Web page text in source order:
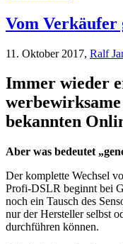
Vom
11. Oktober 2017, Ralf
Immer wieder
bekannten
Aber was bedeutet
Der komplette Wechsel
Profi-DSLR beginnt bei
noch ein Tausch des
nur der Hersteller selbst
durchführen können.